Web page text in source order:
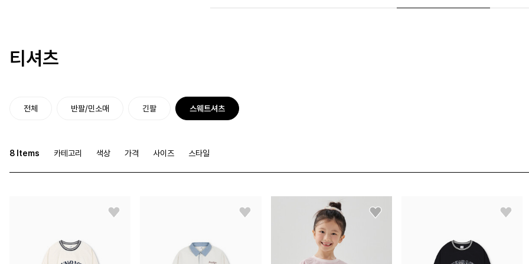
티셔츠
전체 반팔/민소매 긴팔 스웨트셔츠
8 Items 카테고리 색상 가격 사이즈 스타일